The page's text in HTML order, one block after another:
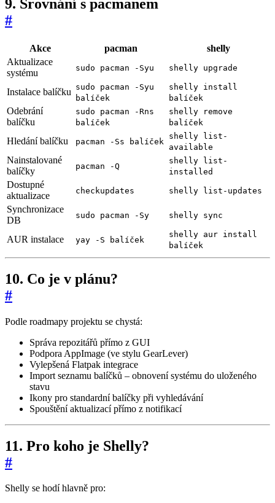
9. Srovnání s pacmanem
#
Akce pacman
shelly
Aktualizace
systému
sudo pacman -Syu shelly upgrade
Instalace balíčku sudo pacman -Syu
balíček
shelly install
balíček
Odebrání
balíčku
sudo pacman -Rns
balíček
shelly remove
balíček
Hledání balíčku pacman -Ss balíček
shelly list-
available
Nainstalované
balíčky
pacman -Q
shelly list-
installed
Dostupné
aktualizace
checkupdates shelly list-updates
Synchronizace
DB
sudo pacman -Sy shelly sync
AUR instalace yay -S balíček
shelly aur install
balíček
10. Co je v plánu?
#
Podle roadmapy projektu se chystá:
Správa repozitářů přímo z GUI
Podpora AppImage (ve stylu GearLever)
Vylepšená Flatpak integrace
Import seznamu balíčků – obnovení systému do uloženého
stavu
Ikony pro standardní balíčky při vyhledávání
Spouštění aktualizací přímo z notifikací
11. Pro koho je Shelly?
#
Shelly se hodí hlavně pro: